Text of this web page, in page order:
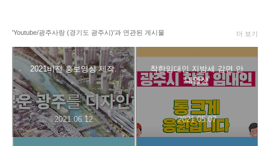
'Youtube/광주사랑 (경기도 광주시)'과 연관된 게시물
2021비전 홍보영상 제작.
2021.06.12
착한임대인 지방세 감면 안
내영상
2021.05.07
더 보기